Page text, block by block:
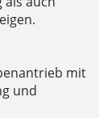
mit
und